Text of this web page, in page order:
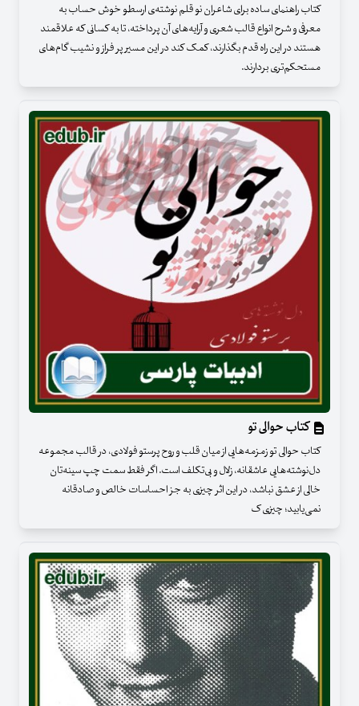
کتاب راهنمای ساده برای شاعران نو قلم نوشته‌ی ارسطو خوش حساب به
معرفی و شرح انواع قالب شعری و آرایه‌های آن پرداخته، تا به کسانی که علاقمند
هستند در این راه قدم بگذارند، کمک کند در این مسیر پر فراز و نشیب گام‌های
مستحکم‌تری بردارند.
کتاب حوالی تو
کتاب حوالی تو زمزمه‌هایی از میان قلب و روح پرستو فولادی، در قالب مجموعه
دل‌نوشته‌هایی عاشقانه، زلال و بی‌تکلف است. اگر فقط سمت چپ سینه‌تان
خالی از عشق نباشد، در این اثر چیزی به جز احساسات خالص و صادقانه
نمی‌یابید؛ چیزی ک